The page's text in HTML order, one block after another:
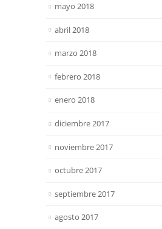
mayo 2018
abril 2018
marzo 2018
febrero 2018
enero 2018
diciembre 2017
noviembre 2017
octubre 2017
septiembre 2017
agosto 2017